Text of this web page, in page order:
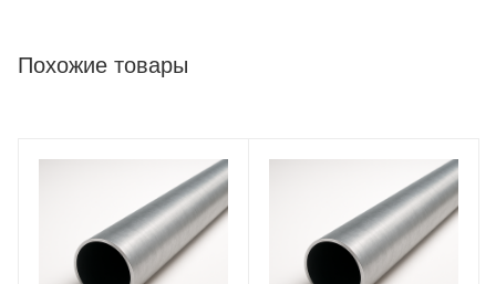
Похожие товары